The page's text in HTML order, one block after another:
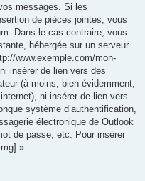
messages. Si les
de pièces jointes, vous
Dans le cas contraire, vous
hébergée sur un serveur
www.exemple.com/mon-
insérer de lien vers des
(à moins, bien évidemment,
ni insérer de lien vers
système d’authentification,
électronique de Outlook
de passe, etc. Pour insérer
».